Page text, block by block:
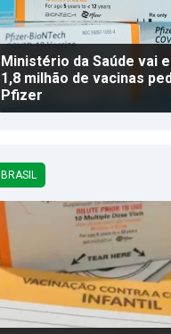
Ministério da Saúde vai
1,8 milhão de vacinas
Pfizer
BRASIL